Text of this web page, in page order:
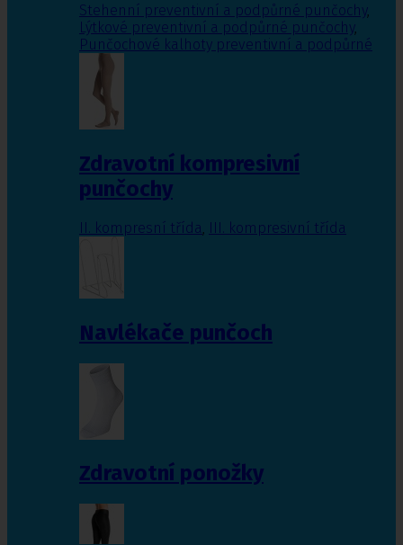
Stehenní preventivní a podpůrné punčochy,
Lýtkové preventivní a podpůrné punčochy,
Punčochové kalhoty preventivní a podpůrné
Zdravotní kompresivní
punčochy
II. kompresní třída III. kompresivní třída
Navlékače punčoch
Zdravotní ponožky